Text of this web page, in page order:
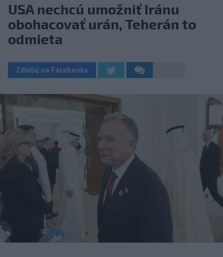
USA nechcú umožniť Iránu
obohacovať urán, Teherán to
odmieta
Zdieľaj na Facebooku